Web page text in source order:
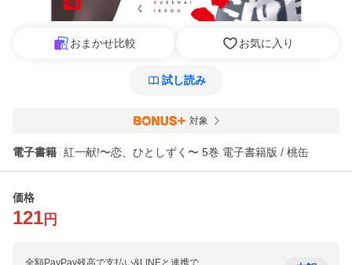
おまかせ比較 お気に入り
試し読み
対象
電子書籍 紅一献!〜恋、ひとしずく〜 5巻 電子書籍版 / 桃缶
価格
121 円
全額PayPay残高で支払い&LINEと連携で